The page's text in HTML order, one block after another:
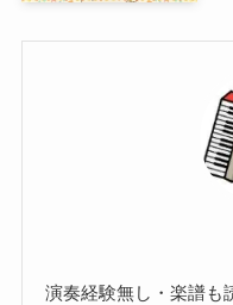
演奏経験無し・楽譜も